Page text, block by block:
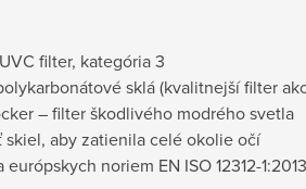
filter, kategória 3
sklá (kvalitnejší filter
– filter škodlivého modrého svetla
aby zatienila celé okolie očí
noriem EN ISO 12312-